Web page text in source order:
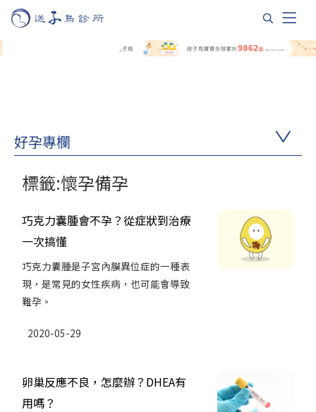
好孕專欄
標籤:懷孕備孕
巧克力囊腫會不孕？從症狀到治療
一次搞懂
巧克力囊腫是子宮內膜異位症的一種表
現，是常見的女性疾病，也可能會導致
難孕。
2020-05-29
卵巢反應不良，怎麼辦？DHEA有
用嗎？